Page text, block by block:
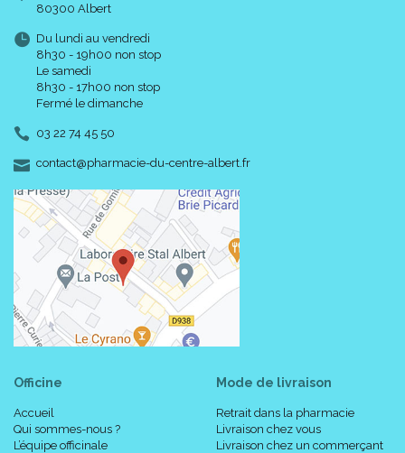
80300 Albert
Du lundi au vendredi
8h30 - 19h00 non stop
Le samedi
8h30 - 17h00 non stop
Fermé le dimanche
03 22 74 45 50
contact-
@-
pharmacie-du-centre-albert.fr
Officine
Accueil
Qui sommes-nous ?
L’équipe officinale
Mode de livraison
Retrait dans la pharmacie
Livraison chez vous
Livraison chez un commerçant